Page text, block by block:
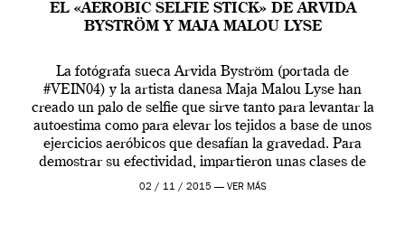
EL «AEROBIC SELFIE STICK» DE ARVIDA
BYSTRÖM Y MAJA MALOU LYSE
La fotógrafa sueca Arvida Byström (portada de
#VEIN04) y la artista danesa Maja Malou Lyse han
creado un palo de selfie que sirve tanto para levantar la
autoestima como para elevar los tejidos a base de unos
ejercicios aeróbicos que desafían la gravedad. Para
demostrar su efectividad, impartieron unas clases de
prueba en el Tate […]
02 / 11 / 2015 — VER MÁS